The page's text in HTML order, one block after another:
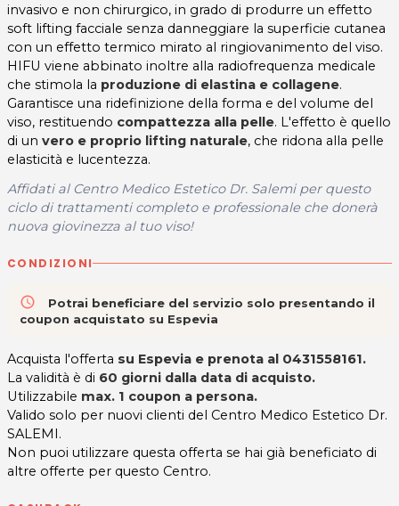
invasivo e non chirurgico, in grado di produrre un effetto
soft lifting facciale senza danneggiare la superficie cutanea
con un effetto termico mirato al ringiovanimento del viso.
HIFU viene abbinato inoltre alla radiofrequenza medicale
che stimola la produzione di elastina e collagene.
Garantisce una ridefinizione della forma e del volume del
viso, restituendo compattezza alla pelle. L'effetto è quello
di un vero e proprio lifting naturale, che ridona alla pelle
elasticità e lucentezza.
Affidati al Centro Medico Estetico Dr. Salemi per questo
ciclo di trattamenti completo e professionale che donerà
nuova giovinezza al tuo viso!
CONDIZIONI
access_time
Potrai beneficiare del servizio solo presentando il
coupon acquistato su Espevia
Acquista l'offerta su Espevia e prenota al 0431558161.
La validità è di 60 giorni dalla data di acquisto.
Utilizzabile max. 1 coupon a persona.
Valido solo per nuovi clienti del Centro Medico Estetico Dr.
SALEMI.
Non puoi utilizzare questa offerta se hai già beneficiato di
altre offerte per questo Centro.